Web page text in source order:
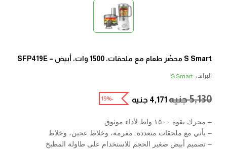
S Smart محضّر طعام مع ملحقات، 1500 وات، أبيض – SFP419E
البراند : S Smart
5,130جنيه4,171 جنيه -19%
– محرك بقوة ١٥٠٠ واط لأداء موثوق
– يأتي مع ملحقات متعددة: مفرمة، وخلاط عجين، وخلاط
– تصميم أبيض صغير الحجم للاستخدام على طاولة المطبخ